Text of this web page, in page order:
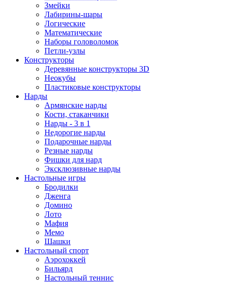
Змейки
Лабирины-шары
Логические
Математические
Наборы головоломок
Петли-узлы
Конструкторы
Деревянные конструкторы 3D
Неокубы
Пластиковые конструкторы
Нарды
Армянские нарды
Кости, стаканчики
Нарды - 3 в 1
Недорогие нарды
Подарочные нарды
Резные нарды
Фишки для нард
Эксклюзивные нарды
Настольные игры
Бродилки
Дженга
Домино
Лото
Мафия
Мемо
Шашки
Настольный спорт
Аэрохоккей
Бильярд
Настольный теннис